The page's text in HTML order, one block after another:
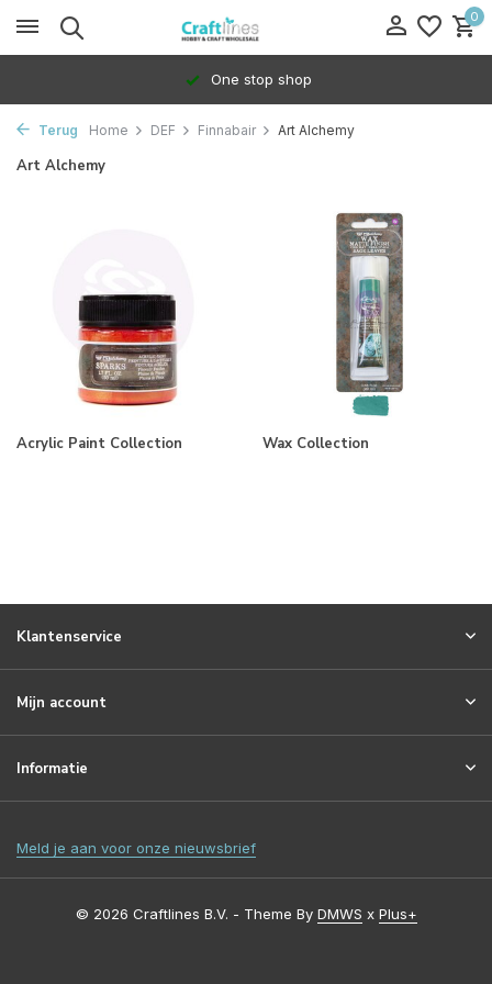
0
One stop shop
Terug Home DEF Finnabair Art Alchemy
Art Alchemy
Acrylic Paint Collection Wax Collection
Klantenservice
Mijn account
Informatie
Meld je aan voor onze nieuwsbrief
© 2026 Craftlines B.V. - Theme By DMWS x Plus+